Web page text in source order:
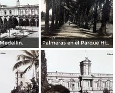
Palmeras en el Parque Hidalgo.